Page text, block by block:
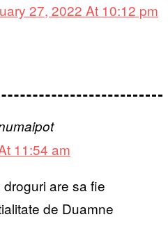
27, 2022 At 10:12 pm
11:54 am
are sa fie
de Duamne